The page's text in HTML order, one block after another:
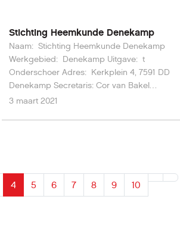
Stichting Heemkunde Denekamp
Naam: Stichting Heemkunde Denekamp
Werkgebied: Denekamp Uitgave: t
Onderschoer Adres: Kerkplein 4, 7591 DD
Denekamp Secretaris: Cor van Bakel
Telefoon: 0541 354 656 Website:
3 maart 2021
4 5 6 7 8 9 10